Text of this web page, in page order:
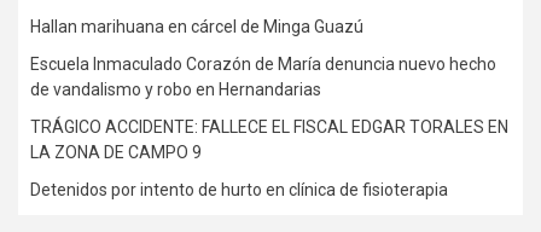
Hallan marihuana en cárcel de Minga Guazú
Escuela Inmaculado Corazón de María denuncia nuevo hecho
de vandalismo y robo en Hernandarias
TRÁGICO ACCIDENTE: FALLECE EL FISCAL EDGAR TORALES EN
LA ZONA DE CAMPO 9
Detenidos por intento de hurto en clínica de fisioterapia